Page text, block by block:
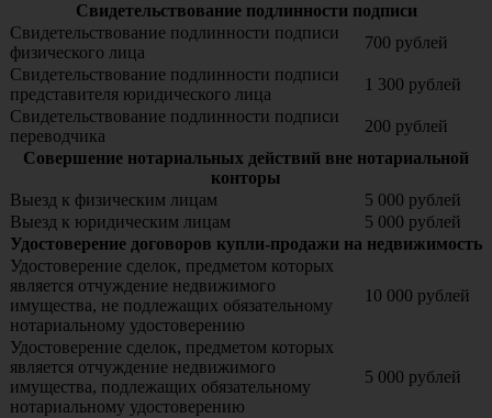
Свидетельствование подлинности подписи
Свидетельствование подлинности подписи
физического лица
700 рублей
Свидетельствование подлинности подписи
представителя юридического лица
1 300 рублей
Свидетельствование подлинности подписи
переводчика
200 рублей
Совершение нотариальных действий вне нотариальной
конторы
Выезд к физическим лицам
5 000 рублей
Выезд к юридическим лицам
5 000 рублей
Удостоверение договоров купли-продажи на недвижимость
Удостоверение сделок, предметом которых
является отчуждение недвижимого
имущества, не подлежащих обязательному
нотариальному удостоверению
10 000 рублей
Удостоверение сделок, предметом которых
является отчуждение недвижимого
имущества, подлежащих обязательному
нотариальному удостоверению
5 000 рублей